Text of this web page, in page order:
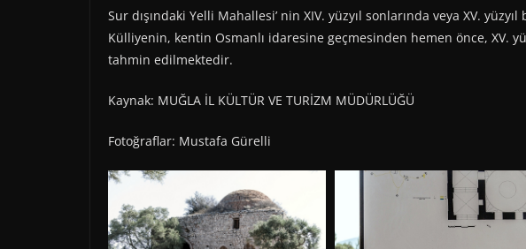
Sur dışındaki Yelli Mahallesi’ nin XIV. yüzyıl sonlarında veya XV.
Külliyenin, kentin Osmanlı idaresine geçmesinden hemen önce, XV.
tahmin edilmektedir.
Kaynak: MUĞLA İL KÜLTÜR VE TURİZM MÜDÜRLÜĞÜ
Fotoğraflar: Mustafa Gürelli